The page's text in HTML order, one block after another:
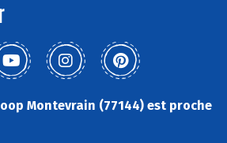
Montevrain (77144) est proche